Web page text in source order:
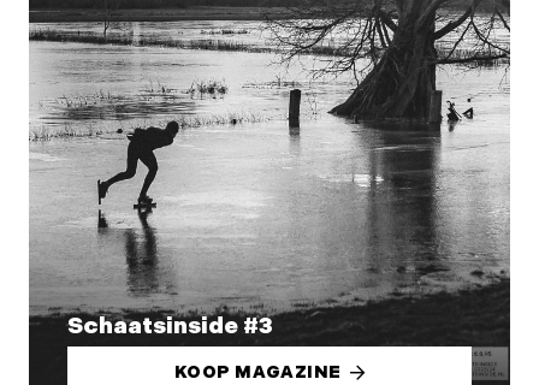
Schaatsinside #3
KOOP MAGAZINE